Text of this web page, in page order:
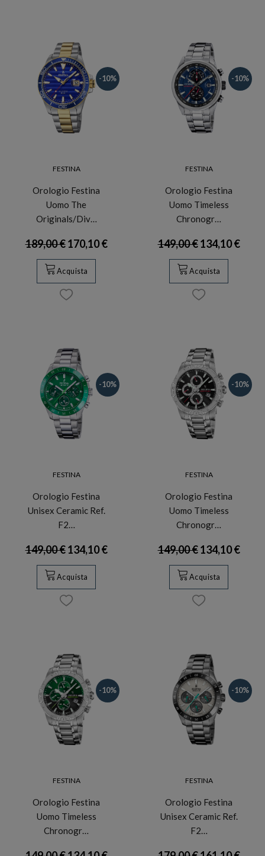
-10%
FESTINA
Orologio Festina
Uomo The
Originals/Div…
189,00 €170,10 €
Acquista
-10%
FESTINA
Orologio Festina
Uomo Timeless
Chronogr…
149,00 €134,10 €
Acquista
-10%
FESTINA
Orologio Festina
Unisex Ceramic Ref.
F2…
149,00 €134,10 €
Acquista
-10%
FESTINA
Orologio Festina
Uomo Timeless
Chronogr…
149,00 €134,10 €
Acquista
-10%
FESTINA
Orologio Festina
Uomo Timeless
Chronogr…
-10%
FESTINA
Orologio Festina
Unisex Ceramic Ref.
F2…